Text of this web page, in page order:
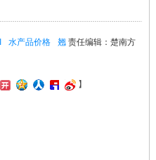
责任编辑：楚南方
水产品价格
翘
】